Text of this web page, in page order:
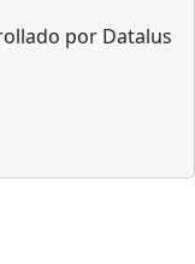
por Datalus